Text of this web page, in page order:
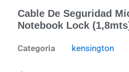
Cable De Seguridad
Notebook Lock
Categoria kensington